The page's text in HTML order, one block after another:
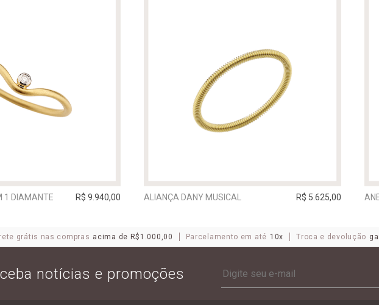
1 DIAMANTE R$ 9.940,00 ALIANÇA DANY MUSICAL R$ 5.625,00
grátis nas compras acima de R$1.000,00 Parcelamento em até 10x Troca e devolução
notícias e promoções